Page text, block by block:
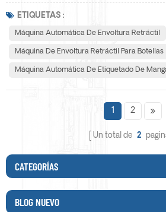
debido a esto, ahora es importante que los
de que sus líneas de empaque estén
ETIQUETAS :
Máquina Automática De Envoltura Retráctil
Máquina De Envoltura Retráctil Para Botellas
Máquina Automática De Etiquetado De
1 2
Un total de 2
CATEGORÍAS
BLOG NUEVO